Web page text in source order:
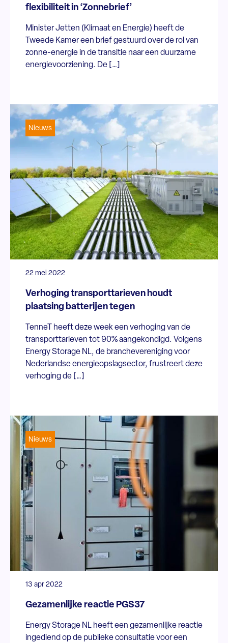
flexibiliteit in ‘Zonnebrief’
Minister Jetten (Klimaat en Energie) heeft de
Tweede Kamer een brief gestuurd over de rol van
zonne-energie in de transitie naar een duurzame
energievoorziening. De […]
Nieuws
22 mei 2022
Verhoging transporttarieven houdt
plaatsing batterijen tegen
TenneT heeft deze week een verhoging van de
transporttarieven tot 90% aangekondigd. Volgens
Energy Storage NL, de branchevereniging voor
Nederlandse energieopslagsector, frustreert deze
verhoging de […]
Nieuws
13 apr 2022
Gezamenlijke reactie PGS37
Energy Storage NL heeft een gezamenlijke reactie
ingediend op de publieke consultatie voor een